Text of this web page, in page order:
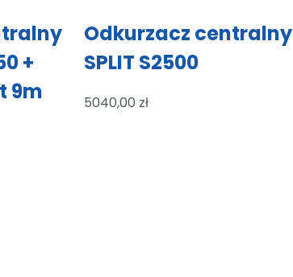
+
9m
Odkurzacz centralny
SPLIT S2500
5040,00 zł